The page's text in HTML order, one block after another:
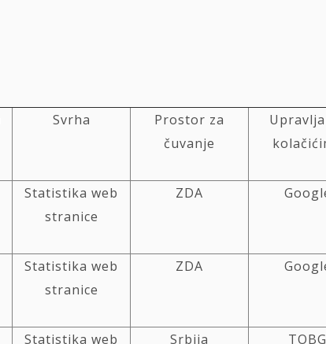
Svrha
Prostor za
čuvanje
Statistika web
stranice
ZDA
Statistika web
stranice
ZDA
Statistika web
Srbija TOBG